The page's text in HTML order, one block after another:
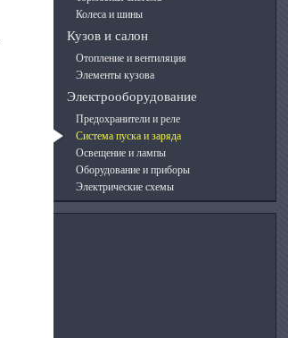
Колеса и шины
Кузов и салон
Отопление и вентиляция
Элементы кузова
Электрооборудование
Предохранители и реле
Система пуска и заряда
Освещение и лампы
Оборудование и приборы
Электрические схемы